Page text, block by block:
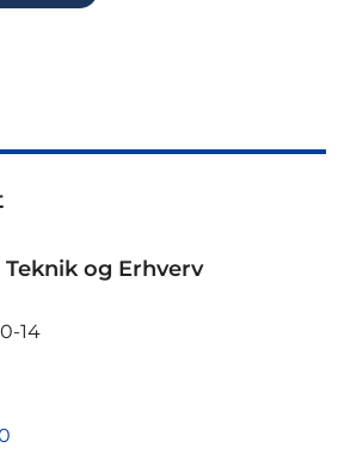
og Erhverv
14